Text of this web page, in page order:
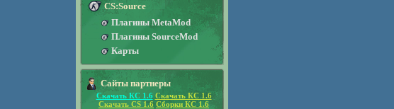
CS:Source
Плагины MetaMod
Плагины SourceMod
Карты
Сайты партнеры
Скачать КС 1.6 Скачать КС 1.6
Скачать CS 1.6 Сборки КС 1.6